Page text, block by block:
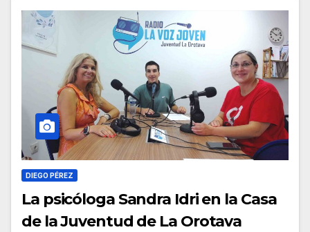
DIEGO PÉREZ
La psicóloga Sandra Idri en la Casa
de la Juventud de La Orotava